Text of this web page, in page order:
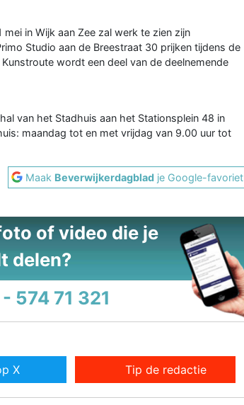
in Wijk aan Zee zal werk te zien zijn
Studio aan de Breestraat 30 prijken tijdens de
wordt een deel van de deelnemende
van het Stadhuis aan het Stationsplein 48 in
maandag tot en met vrijdag van 9.00 uur tot
Maak Beverwijkerdagblad je Google-favoriet
of video die je
delen?
574 71 321
X Tip de redactie